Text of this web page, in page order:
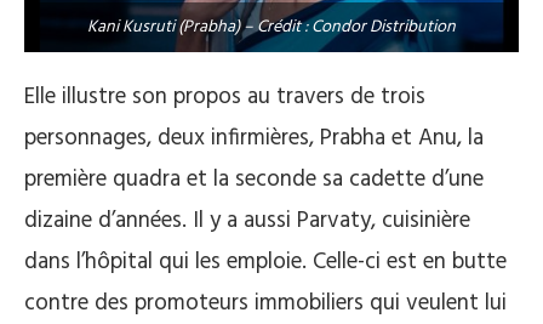
Kani Kusruti (Prabha) – Crédit : Condor Distribution
Elle illustre son propos au travers de trois
personnages, deux infirmières, Prabha et Anu, la
première quadra et la seconde sa cadette d’une
dizaine d’années. Il y a aussi Parvaty, cuisinière
dans l’hôpital qui les emploie. Celle-ci est en butte
contre des promoteurs immobiliers qui veulent lui